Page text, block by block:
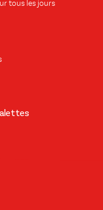
tous les jours